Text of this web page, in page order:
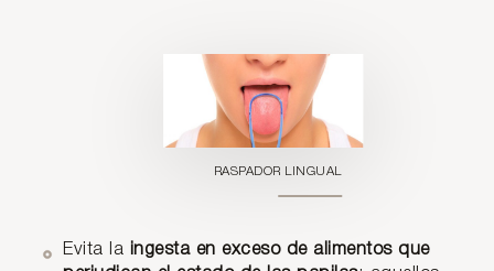
RASPADOR LINGUAL
Evita la ingesta en exceso de alimentos que